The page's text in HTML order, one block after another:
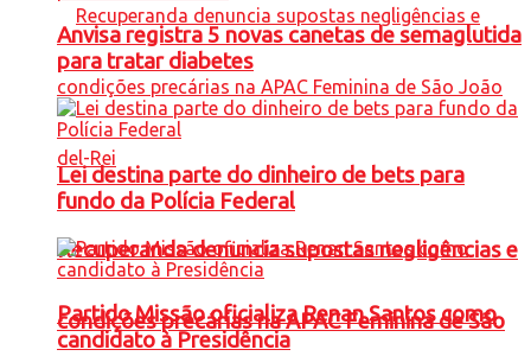
Recuperanda denuncia supostas negligências e
condições precárias na APAC Feminina de São
Anvisa registra 5 novas canetas de semaglutida
para tratar diabetes
Lei destina parte do dinheiro de bets para
fundo da Polícia Federal
Partido Missão oficializa Renan Santos como
candidato à Presidência